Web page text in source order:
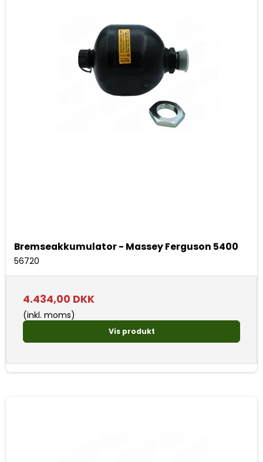
Bremseakkumulator - Massey Ferguson 5400
56720
4.434,00 DKK
(inkl. moms)
Vis produkt